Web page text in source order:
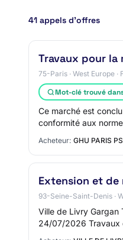
41 appels d’offres
Travaux pour la
75-Paris · West Europe ·
Mot-clé trouvé
Ce marché est
conformité aux
Acheteur: GHU PARIS
Extension et
93-Seine-Saint-Denis ·
Ville de Livry
24/07/2026